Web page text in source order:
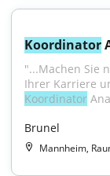
Koordinator
"...Machen Sie
Koordinator
Brunel
Mannheim,